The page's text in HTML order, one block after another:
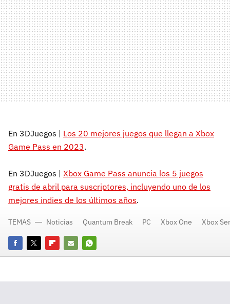
En 3DJuegos | Los 20 mejores juegos que llegan a Xbox
Game Pass en 2023.
En 3DJuegos | Xbox Game Pass anuncia los 5 juegos
gratis de abril para suscriptores, incluyendo uno de los
mejores indies de los últimos años.
FacebookTwitterFlipboard
E-
Whatsapp
TEMAS Noticias Quantum Break PC Xbox One Xbox